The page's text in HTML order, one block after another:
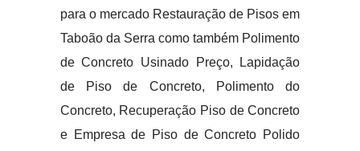
para o mercado Restauração de Pisos em
Taboão da Serra como também Polimento
de Concreto Usinado Preço, Lapidação
de Piso de Concreto, Polimento do
Concreto, Recuperação Piso de Concreto
e Empresa de Piso de Concreto Polido